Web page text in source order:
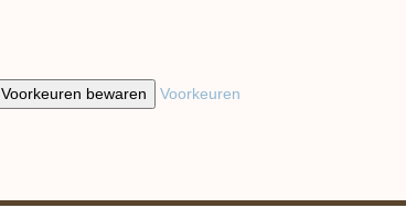
Voorkeuren bewaren
Voorkeuren